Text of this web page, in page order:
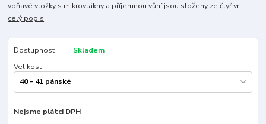
voňavé vložky s mikrovlákny a příjemnou vůní jsou složeny ze čtyř vr...
celý popis
Dostupnost
Skladem
Velikost
Nejsme plátci DPH